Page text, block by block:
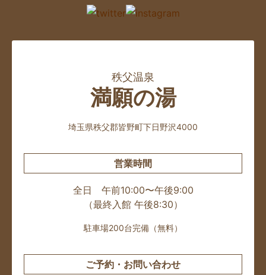
秩父温泉
満願の湯
埼玉県秩父郡皆野町下日野沢4000
営業時間
全日 午前10:00〜午後9:00
（最終入館 午後8:30）
駐車場200台完備（無料）
ご予約・お問い合わせ